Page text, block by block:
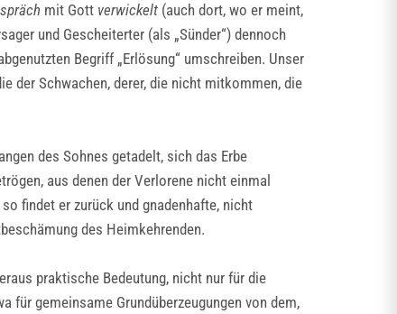
mit Gott verwickelt (auch dort, wo er meint,
und Gescheiterter (als „Sünder“) dennoch
Begriff „Erlösung“ umschreiben. Unser
der Schwachen, derer, die nicht mitkommen, die
des Sohnes getadelt, sich das Erbe
aus denen der Verlorene nicht einmal
findet er zurück und gnadenhafte, nicht
des Heimkehrenden.
praktische Bedeutung, nicht nur für die
für gemeinsame Grundüberzeugungen von dem,